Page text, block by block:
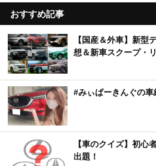
おすすめ記事
【国産＆外車】新型
想＆新車スクープ・
#みぃぱーきんぐの車
【車のクイズ】初心
出題！